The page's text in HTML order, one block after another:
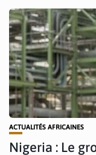
ACTUALITÉS AFRICAINES
Nigeria : Le